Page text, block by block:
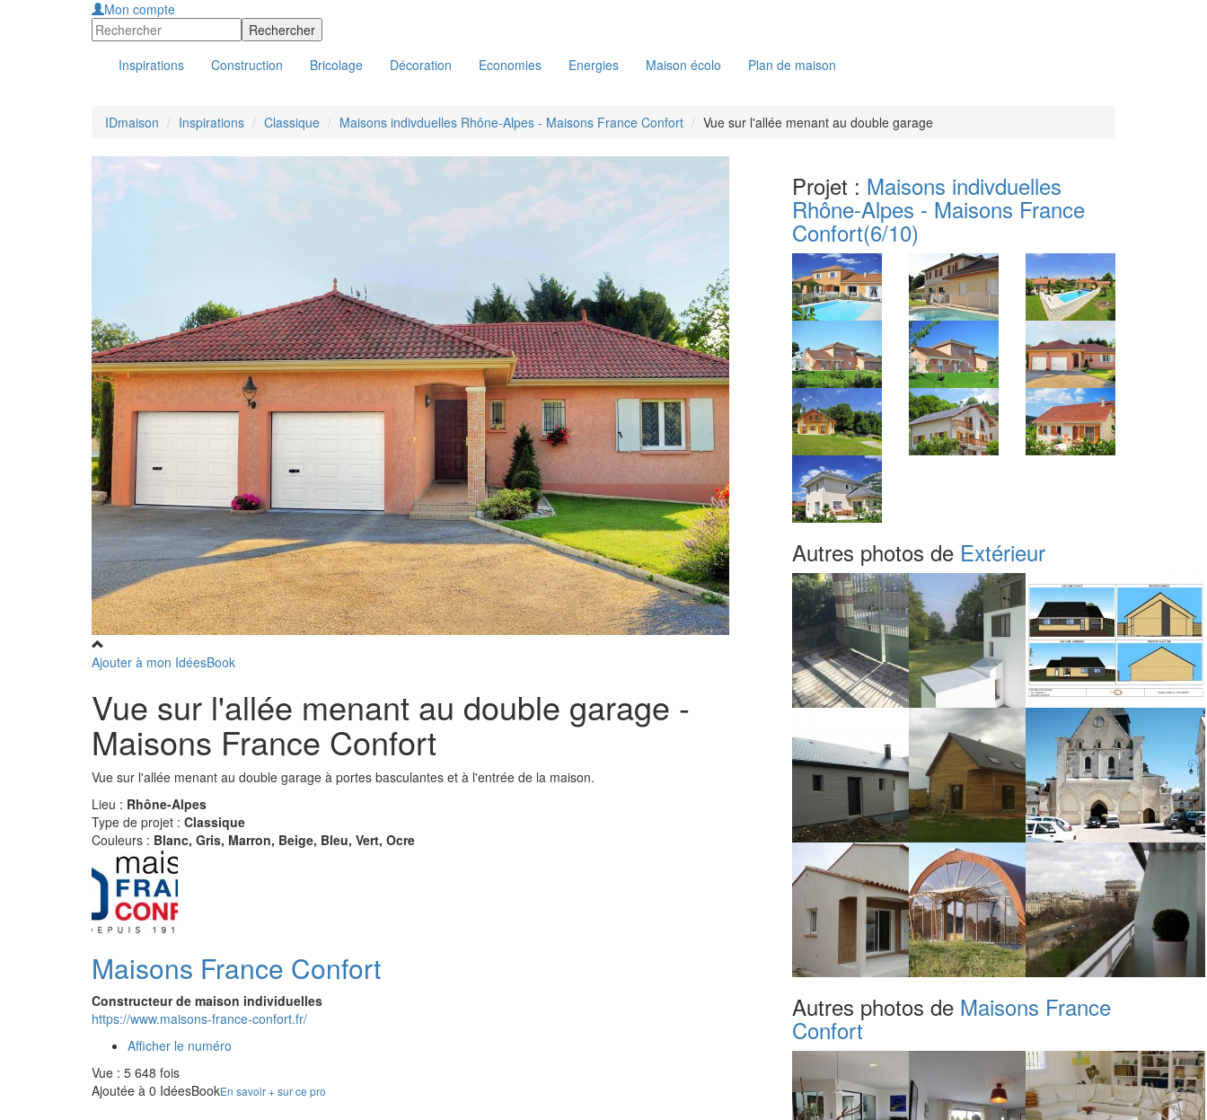
Mon compte
Inspirations Construction Bricolage Décoration Economies Energies Maison écolo Plan de maison
IDmaison Inspirations Classique Maisons indivduelles Rhône-Alpes - Maisons France Confort Vue sur l'allée menant au double garage
Ajouter à mon IdéesBook
Vue sur l'allée menant au double garage -
Maisons France Confort
Vue sur l'allée menant au double garage à portes basculantes et à l'entrée de la maison.
Lieu : Rhône-Alpes
Type de projet : Classique
Couleurs : Blanc, Gris, Marron, Beige, Bleu, Vert, Ocre
Maisons France Confort
Constructeur de maison individuelles
https://www.maisons-france-confort.fr/
Afficher le numéro
Vue : 5 648 fois
Ajoutée à 0 IdéesBookEn savoir + sur ce pro
Projet : Maisons indivduelles
Rhône-Alpes - Maisons France
Confort(6/10)
Autres photos de Extérieur
Autres photos de Maisons France
Confort